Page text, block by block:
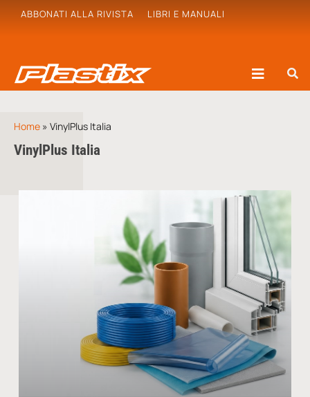
ABBONATI ALLA RIVISTA LIBRI E MANUALI
Home » VinylPlus Italia
VinylPlus Italia